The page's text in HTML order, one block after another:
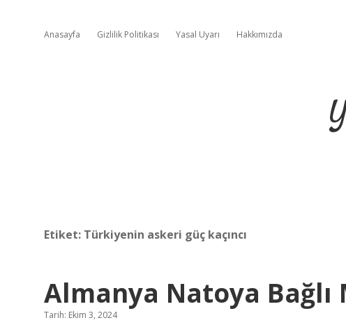
Anasayfa Gizlilik Politikası Yasal Uyarı Hakkımızda
Etiket: Türkiyenin askeri güç kaçıncı
Almanya Natoya Bağlı
Tarih: Ekim 3, 2024